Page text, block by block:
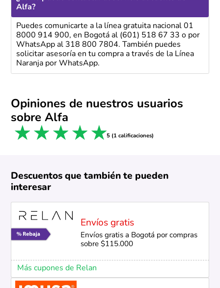
Alfa?
Puedes comunicarte a la línea gratuita nacional 01
8000 914 900, en Bogotá al (601) 518 67 33 o por
WhatsApp al 318 800 7804. También puedes
solicitar asesoría en tu compra a través de la Línea
Naranja por WhatsApp.
Opiniones de nuestros usuarios
sobre Alfa
5 stars
4 stars
3 stars
2 stars
1 star 5 (1 calificaciones)
Descuentos que también te pueden
interesar
Envíos gratis
Envíos gratis a Bogotá por compras
sobre $115.000
Más cupones de Relan